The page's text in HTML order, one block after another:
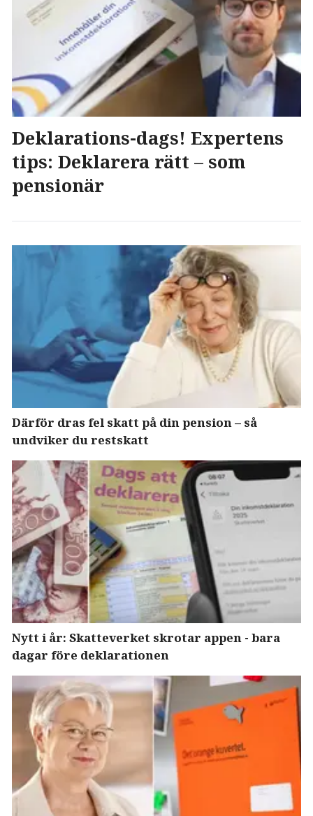
Deklarations-dags! Expertens
tips: Deklarera rätt – som
pensionär
Därför dras fel skatt på din pension – så
undviker du restskatt
Nytt i år: Skatteverket skrotar appen - bara
dagar före deklarationen